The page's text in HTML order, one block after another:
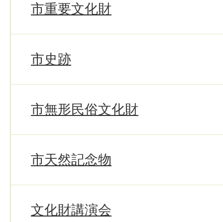
市重要文化財
市史跡
市無形民俗文化財
市天然記念物
文化財講演会